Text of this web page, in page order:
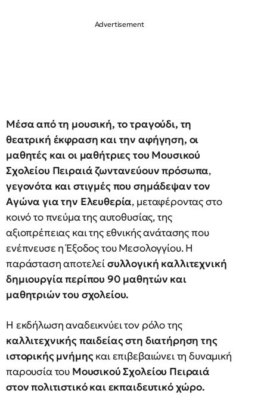
Μέσα από τη μουσική, το τραγούδι, τη
θεατρική έκφραση και την αφήγηση, οι
μαθητές και οι μαθήτριες του Μουσικού
Σχολείου Πειραιάζωντανεύουν πρόσωπα,
γεγονότα και στιγμές που σημάδεψαν τον
Αγώνα για την Ελευθερία, μεταφέροντας στο
κοινό το πνεύμα της αυτοθυσίας, της
αξιοπρέπειας και της εθνικής ανάτασης που
ενέπνευσε η Έξοδος του Μεσολογγίου. Η
παράσταση αποτελείσυλλογική καλλιτεχνική
δημιουργία περίπου 90 μαθητών και
μαθητριών του σχολείου.
Η εκδήλωση αναδεικνύει τον ρόλο της
καλλιτεχνικής παιδείας στη διατήρηση της
ιστορικής μνήμηςκαι επιβεβαιώνει τη δυναμική
παρουσία του Μουσικού Σχολείου Πειραιά
στον πολιτιστικό και εκπαιδευτικό χώρο.